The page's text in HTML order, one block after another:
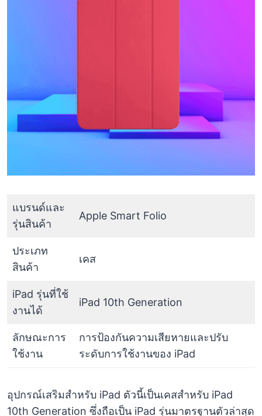
แบรนด์และ
รุ่นสินค้า
Apple Smart Folio
ประเภท
สินค้า
เคส
iPad รุ่นที่ใช้
งานได้
iPad 10th Generation
ลักษณะการ
ใช้งาน
การป้องกันความเสียหายและปรับ
ระดับการใช้งานของ iPad
อุปกรณ์เสริมสำหรับ iPad ตัวนี้เป็นเคสสำหรับ iPad
10th Generation ซึ่งถือเป็น iPad รุ่นมาตรฐานตัวล่าสุด